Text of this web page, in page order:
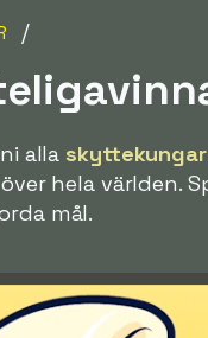
/
alla
hela världen.
mål.